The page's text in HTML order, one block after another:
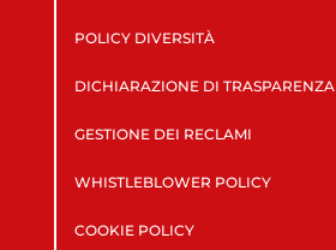
POLICY DIVERSITÀ
DICHIARAZIONE DI TRASPARENZA
GESTIONE DEI RECLAMI
WHISTLEBLOWER POLICY
COOKIE POLICY